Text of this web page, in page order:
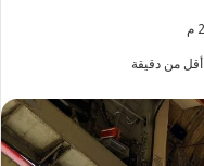
أقل من دقيقة